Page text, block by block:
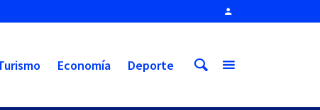
Economía Deporte